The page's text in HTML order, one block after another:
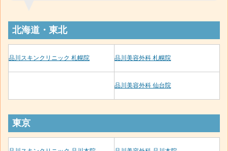
北海道・東北
品川スキンクリニック 札幌院 品川美容外科 札幌院
品川美容外科 仙台院
東京